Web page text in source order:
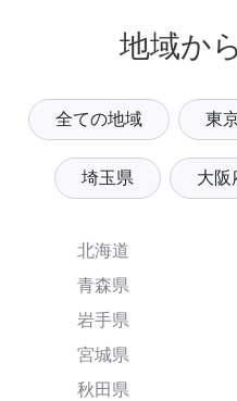
地域か
全ての地域 東
埼玉県 大阪
北海道
青森県
岩手県
宮城県
秋田県